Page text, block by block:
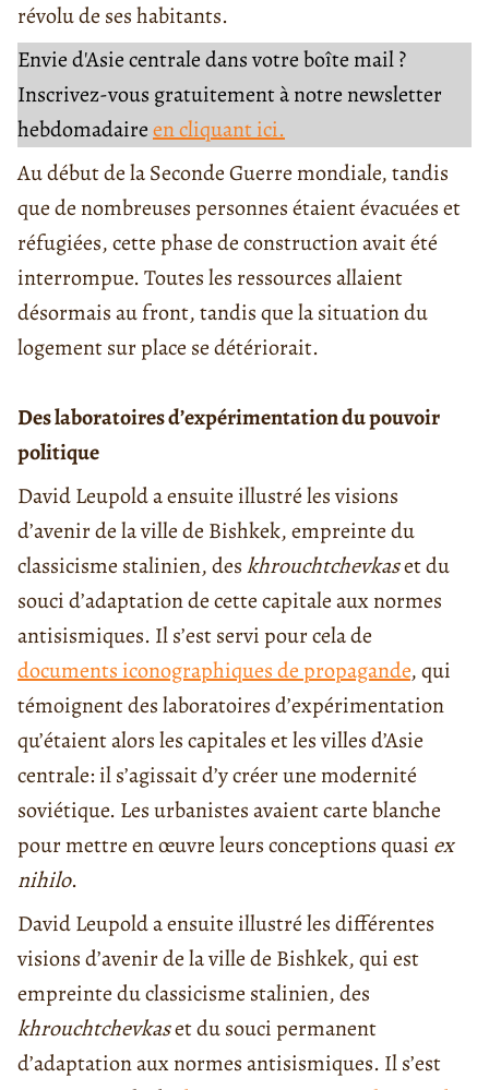
révolu de ses habitants.
Envie d'Asie centrale dans votre boîte mail ?
Inscrivez-vous gratuitement à notre newsletter
hebdomadaireen cliquant ici.
Au début de la Seconde Guerre mondiale, tandis
que de nombreuses personnes étaient évacuées et
réfugiées, cette phase de construction avait été
interrompue. Toutes les ressources allaient
désormais au front, tandis que la situation du
logement sur place se détériorait.
Des laboratoires d’expérimentation du pouvoir
politique
David Leupold a ensuite illustré les visions
d’avenir de la ville de Bishkek, empreinte du
classicisme stalinien, deskhrouchtchevkaset du
souci d’adaptation de cette capitale aux normes
antisismiques. Il s’est servi pour cela de
documents iconographiques de propagande, qui
témoignent des laboratoires d’expérimentation
qu’étaient alors les capitales et les villes d’Asie
centrale: il s’agissait d’y créer une modernité
soviétique. Les urbanistes avaient carte blanche
pour mettre en œuvre leurs conceptions quasi ex
nihilo.
David Leupold a ensuite illustré les différentes
visions d’avenir de la ville de Bishkek, qui est
empreinte du classicisme stalinien, des
khrouchtchevkaset du souci permanent
d’adaptation aux normes antisismiques. Il s’est